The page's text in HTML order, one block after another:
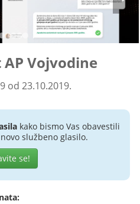
Vojvodine
od 23.10.2019.
kako bismo Vas obavestili
službeno glasilo.
se!